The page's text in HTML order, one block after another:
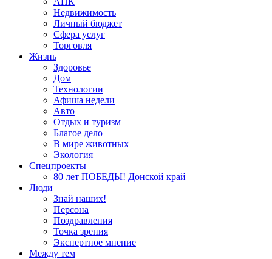
Недвижимость
Личный бюджет
Сфера услуг
Торговля
Жизнь
Здоровье
Дом
Технологии
Афиша недели
Авто
Отдых и туризм
Благое дело
В мире животных
Экология
Спецпроекты
80 лет ПОБЕДЫ! Донской край
Люди
Знай наших!
Персона
Поздравления
Точка зрения
Экспертное мнение
Между тем